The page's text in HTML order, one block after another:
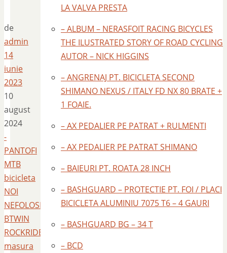
de
admin
14
iunie
2023
10
august
2024
-
PANTOFI
MTB
bicicleta
NOI
NEFOLOSITI
BTWIN
ROCKRIDER
masura
LA VALVA PRESTA
– ALBUM – NERASFOIT RACING BICYCLES
THE ILUSTRATED STORY OF ROAD CYCLING
AUTOR – NICK HIGGINS
– ANGRENAJ PT. BICICLETA SECOND
SHIMANO NEXUS / ITALY FD NX 80 BRATE +
1 FOAIE.
– AX PEDALIER PE PATRAT + RULMENTI
– AX PEDALIER PE PATRAT SHIMANO
– BAIEURI PT. ROATA 28 INCH
– BASHGUARD – PROTECTIE PT. FOI / PLACI
BICICLETA ALUMINIU 7075 T6 – 4 GAURI
– BASHGUARD BG – 34 T
– BCD